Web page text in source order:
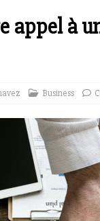
appel à
Business